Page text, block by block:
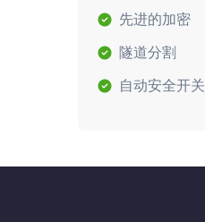
先进的加密
隧道分割
自动安全开关